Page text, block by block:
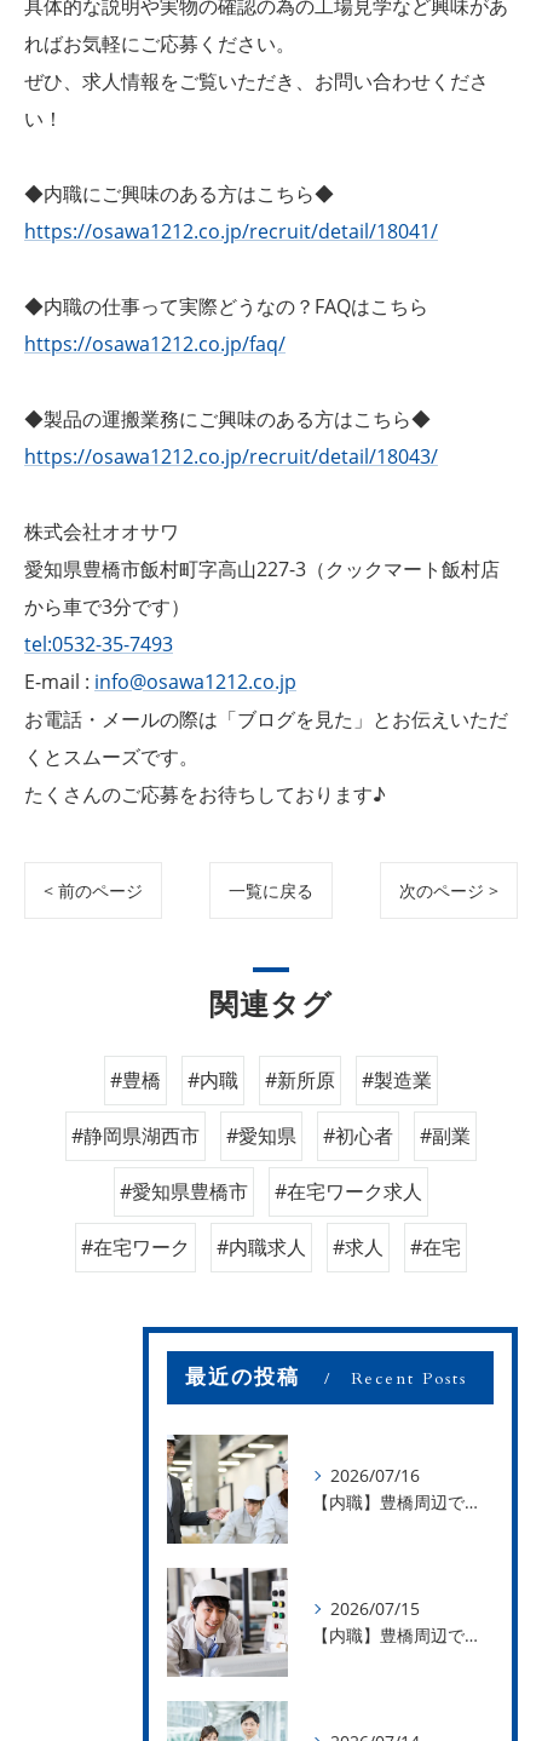
具体的な説明や実物の確認の為の工場見学など興味があ
ればお気軽にご応募ください。
ぜひ、求人情報をご覧いただき、お問い合わせくださ
い！
◆内職にご興味のある方はこちら◆
https://osawa1212.co.jp/recruit/detail/18041/
◆内職の仕事って実際どうなの？FAQはこちら
https://osawa1212.co.jp/faq/
◆製品の運搬業務にご興味のある方はこちら◆
https://osawa1212.co.jp/recruit/detail/18043/
株式会社オオサワ
愛知県豊橋市飯村町字高山227-3（クックマート飯村店
から車で3分です）
tel:0532-35-7493
E-mail : info@osawa1212.co.jp
お電話・メールの際は「ブログを見た」とお伝えいただ
くとスムーズです。
たくさんのご応募をお待ちしております♪
< 前のページ 一覧に戻る 次のページ >
関連タグ
#豊橋 #内職 #新所原 #製造業
#静岡県湖西市 #愛知県 #初心者 #副業
#愛知県豊橋市 #在宅ワーク求人
#在宅ワーク #内職求人 #求人 #在宅
最近の投稿 Recent Posts
2026/07/16
【内職】豊橋周辺で内職のお仕事を探している方募集中！【お仕事の内容】
2026/07/15
【内職】豊橋周辺で内職のお仕事を探している方募集中！【急な学級閉鎖も安心】